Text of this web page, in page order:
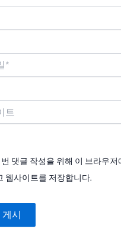
댓글 작성을 위해 이 브라우저
웹사이트를 저장합니다.